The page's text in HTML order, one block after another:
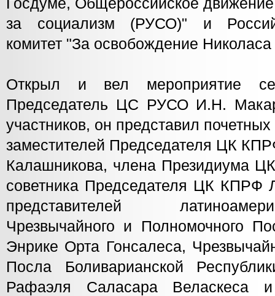
Госдуме, Общероссийское
за социализм (РУСО)" и
комитет "За освобождение
Открыл и вел мероприятие
Председатель ЦС РУСО И.Н.
участников, он представил почетных
заместителей Председателя ЦК
Калашникова, члена Президиума
советника Председателя ЦК КПРФ
представителей
Чрезвычайного и Полномочного
Энрике Орта Гонсалеса,
Посла Боливарианской
Рафаэля Саласара Веласкеса и